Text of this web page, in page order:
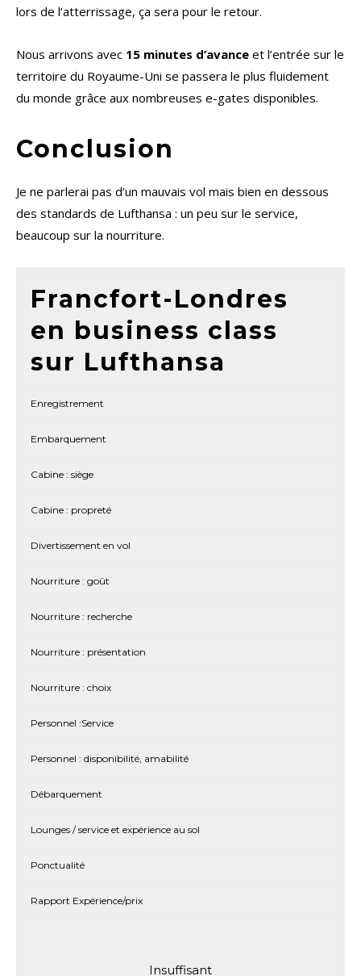
lors de l’atterrissage, ça sera pour le retour.
Nous arrivons avec 15 minutes d’avance et l’entrée sur le
territoire du Royaume-Uni se passera le plus fluidement
du monde grâce aux nombreuses e-gates disponibles.
Conclusion
Je ne parlerai pas d’un mauvais vol mais bien en dessous
des standards de Lufthansa : un peu sur le service,
beaucoup sur la nourriture.
Francfort-Londres
en business class
sur Lufthansa
Enregistrement
Embarquement
Cabine : siège
Cabine : propreté
Divertissement en vol
Nourriture : goût
Nourriture : recherche
Nourriture : présentation
Nourriture : choix
Personnel :Service
Personnel : disponibilité, amabilité
Débarquement
Lounges / service et expérience au sol
Ponctualité
Rapport Expérience/prix
Insuffisant